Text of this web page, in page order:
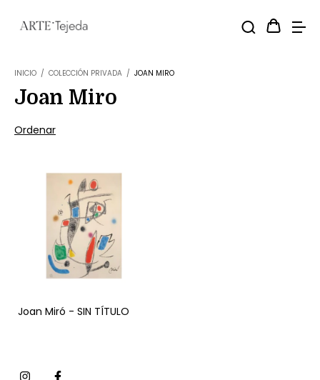
INICIO / COLECCIÓN PRIVADA / JOAN MIRO
Joan Miro
Ordenar
Joan Miró - SIN TÍTULO